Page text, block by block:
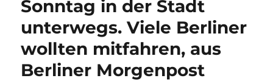
Sonntag in der Stadt
unterwegs. Viele Berliner
wollten mitfahren, aus
Berliner Morgenpost